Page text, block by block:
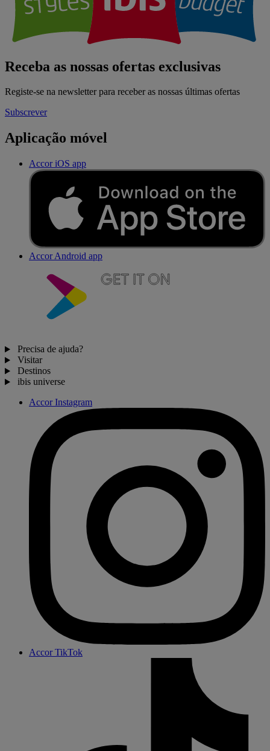
Receba as nossas ofertas exclusivas
Registe-se na newsletter para receber as nossas últimas ofertas
Subscrever
Aplicação móvel
Accor iOS app
Accor Android app
Precisa de ajuda?
Visitar
Destinos
ibis universe
Accor Instagram
Accor TikTok